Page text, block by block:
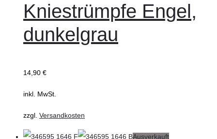
Kniestrümpfe Engel,
dunkelgrau
14,90 €
inkl. MwSt.
zzgl. Versandkosten
Ausverkauft